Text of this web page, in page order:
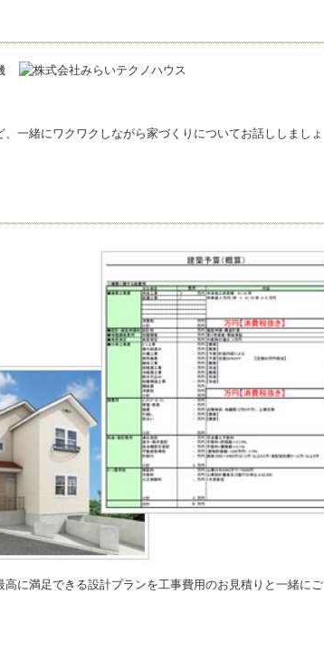
一緒にワクワクしながら家づくりについてお話ししましょ
に満足できる設計プランを工事費用のお見積りと一緒にご